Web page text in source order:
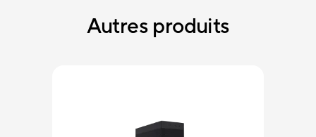
Autres produits